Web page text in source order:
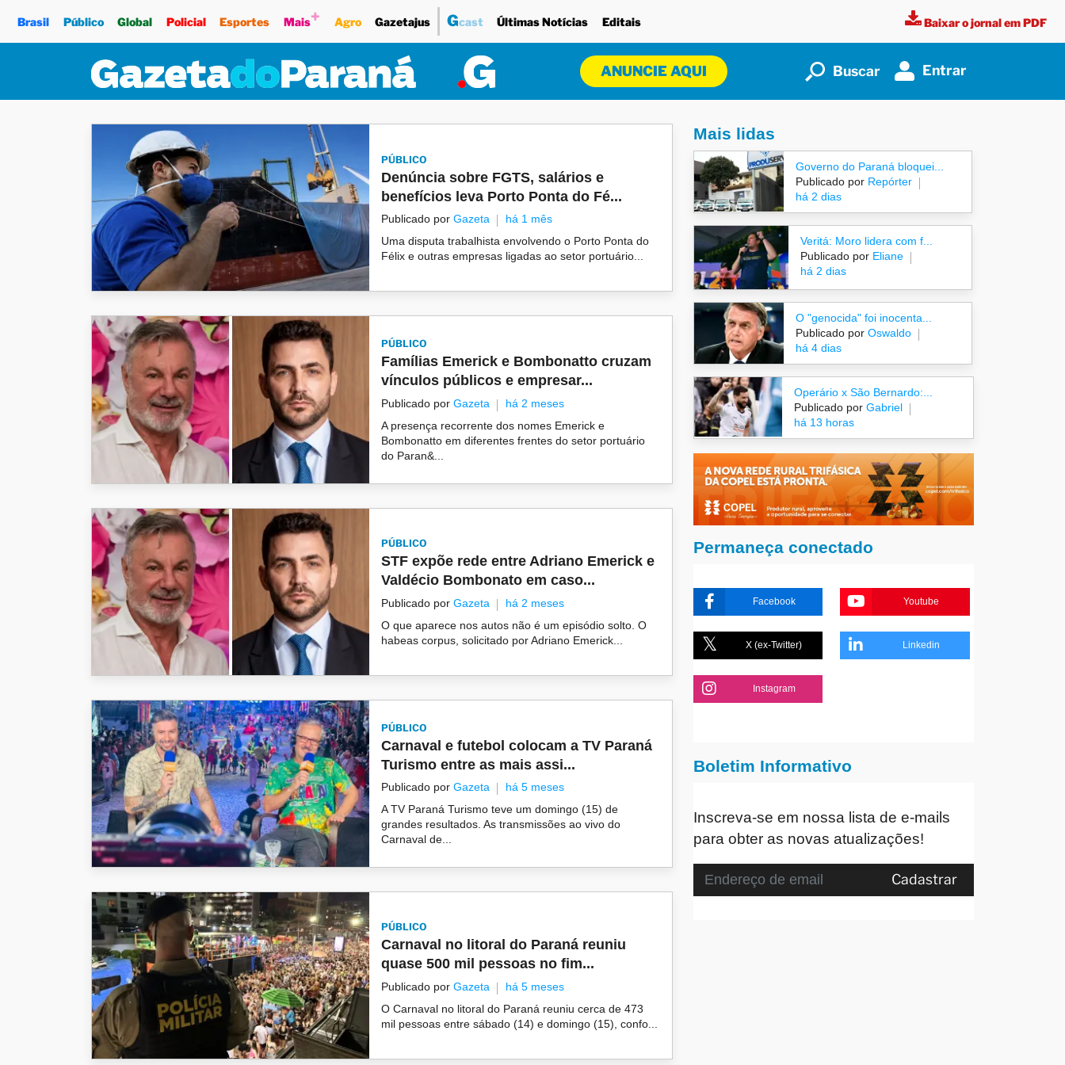
Brasil Público Global Policial Esportes Mais+ Agro Gazetajus Gcast Últimas Notícias Editais Baixar o jornal em PDF
ANUNCIE AQUI Buscar Entrar
PÚBLICO
Denúncia sobre FGTS, salários e
benefícios leva Porto Ponta do Fé...
Publicado porGazeta
há 1 mês
Uma disputa trabalhista envolvendo o Porto Ponta do
Félix e outras empresas ligadas ao setor portuário...
PÚBLICO
Famílias Emerick e Bombonatto cruzam
vínculos públicos e empresar...
Publicado porGazeta
há 2 meses
A presença recorrente dos nomes Emerick e
Bombonatto em diferentes frentes do setor portuário
do Paran&...
PÚBLICO
STF expõe rede entre Adriano Emerick e
Valdécio Bombonato em caso...
Publicado porGazeta
há 2 meses
O que aparece nos autos não é um episódio solto. O
habeas corpus, solicitado por Adriano Emerick...
PÚBLICO
Carnaval e futebol colocam a TV Paraná
Turismo entre as mais assi...
Publicado porGazeta
há 5 meses
A TV Paraná Turismo teve um domingo (15) de
grandes resultados. As transmissões ao vivo do
Carnaval de...
PÚBLICO
Carnaval no litoral do Paraná reuniu
quase 500 mil pessoas no fim...
Publicado porGazeta
há 5 meses
O Carnaval no litoral do Paraná reuniu cerca de 473
mil pessoas entre sábado (14) e domingo (15), confo...
Mais lidas
Governo do Paraná bloquei...
Publicado por Repórter
há 2 dias
Veritá: Moro lidera com f...
Publicado porEliane
há 2 dias
O "genocida" foi inocenta...
Publicado por Oswaldo
há 4 dias
Operário x São Bernardo:...
Publicado por Gabriel
há 13 horas
Permaneça conectado
Facebook Youtube
X (ex-Twitter) Linkedin
Instagram
Boletim Informativo
Inscreva-se em nossa lista de e-mails
para obter as novas atualizações!
Cadastrar